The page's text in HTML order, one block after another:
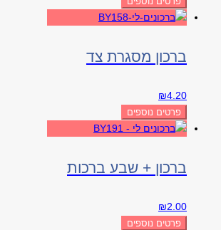
ברכון מסגרת צד
₪4.20
פרטים נוספים
ברכון + שבע ברכות
₪2.00
פרטים נוספים